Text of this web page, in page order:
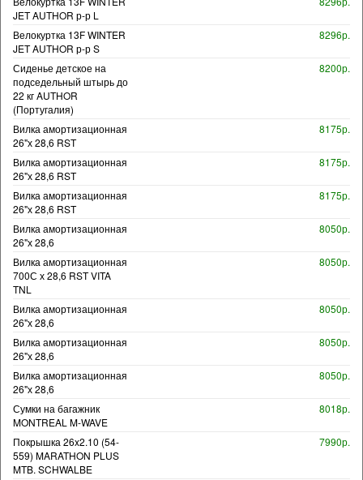
JET AUTHOR р-р L
Велокуртка 13F WINTER
JET AUTHOR р-р S
8296р.
Сиденье детское на
подседельный штырь до
22 кг AUTHOR
(Португалия)
8200р.
Вилка амортизационная
26"х 28,6 RST
8175р.
Вилка амортизационная
26"х 28,6 RST
8175р.
Вилка амортизационная
26"х 28,6 RST
8175р.
Вилка амортизационная
26"х 28,6
8050р.
Вилка амортизационная
700С х 28,6 RST VITA
TNL
8050р.
Вилка амортизационная
26"х 28,6
8050р.
Вилка амортизационная
26"х 28,6
8050р.
Вилка амортизационная
26"х 28,6
8050р.
Сумки на багажник
MONTREAL M-WAVE
8018р.
Покрышка 26x2.10 (54-
559) MARATHON PLUS
MTB. SCHWALBE
7990р.